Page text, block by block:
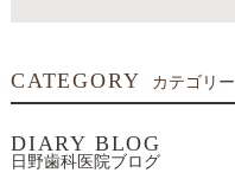
CATEGORY カテゴリー
DIARY BLOG
日野歯科医院ブログ